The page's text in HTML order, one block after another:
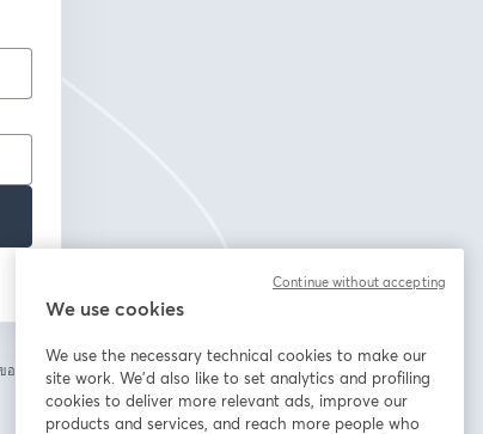
ของคุณกับ
We use cookies
We use the necessary technical cookies to make our
site work. We'd also like to set analytics and profiling
cookies to deliver more relevant ads, improve our
products and services, and reach more people who
Continue without accepting